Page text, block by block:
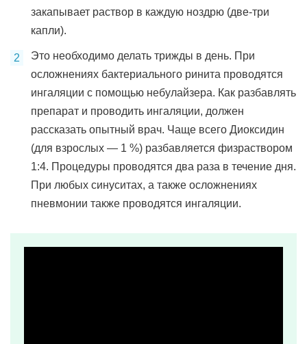
закапывает раствор в каждую ноздрю (две-три
капли).
Это необходимо делать трижды в день. При
осложнениях бактериального ринита проводятся
ингаляции с помощью небулайзера. Как разбавлять
препарат и проводить ингаляции, должен
рассказать опытный врач. Чаще всего Диоксидин
(для взрослых — 1 %) разбавляется физраствором
1:4. Процедуры проводятся два раза в течение дня.
При любых синуситах, а также осложнениях
пневмонии также проводятся ингаляции.